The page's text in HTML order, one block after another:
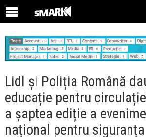
Lidl și Poliția Română
educație pentru
a șaptea ediție a
național pentru